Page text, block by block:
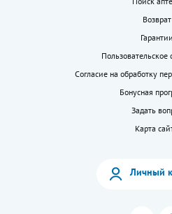
Возврат
Гарантии
Пользовательское
Согласие на обработку
Бонусная
Задать
Карта
Личный